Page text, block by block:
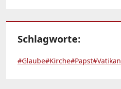
Schlagworte:
#Glaube#Kirche#Papst#Vatikan